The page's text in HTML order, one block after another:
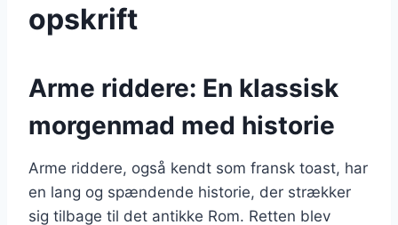
opskrift
Arme riddere: En klassisk
morgenmad med historie
Arme riddere, også kendt som fransk toast, har
en lang og spændende historie, der strækker
sig tilbage til det antikke Rom. Retten blev